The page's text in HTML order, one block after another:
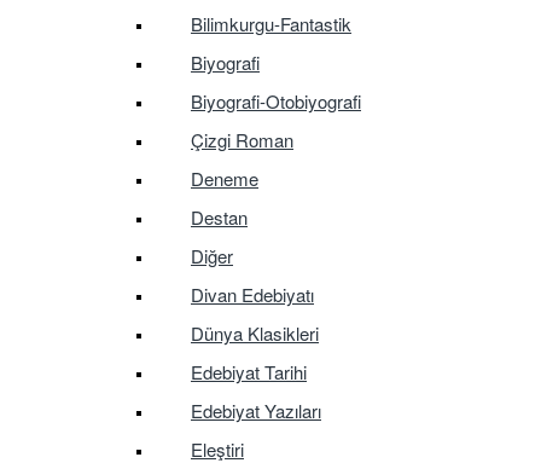
Bilimkurgu-Fantastik
Biyografi
Biyografi-Otobiyografi
Çizgi Roman
Deneme
Destan
Diğer
Divan Edebiyatı
Dünya Klasikleri
Edebiyat Tarihi
Edebiyat Yazıları
Eleştiri